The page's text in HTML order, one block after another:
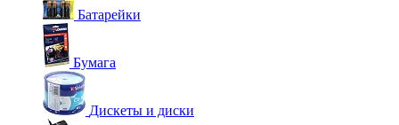
Батарейки
Бумага
Дискеты и диски